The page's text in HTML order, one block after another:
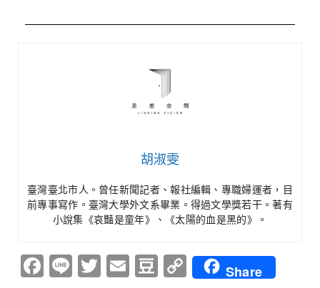
胡淑雯
臺灣臺北市人。曾任新聞記者、報社編輯、專職婦運者，目
前專事寫作。臺灣大學外文系畢業。得過文學獎若干。著有
小說集《哀豔是童年》、《太陽的血是黑的》。
Facebook
LineTwitter
EmailDouban
CopyShare